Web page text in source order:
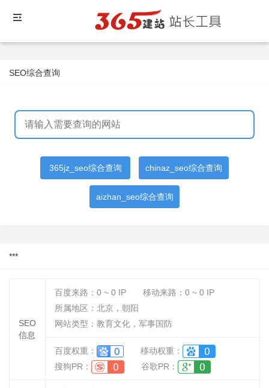
SEO综合查询
365jz_seo综合查询 chinaz_seo综合查询
aizhan_seo综合查询
***
SEO
信息
百度来路： 0 ~ 0 IP 移动来路： 0 ~ 0 IP
所属地区：北京，朝阳
网站类型：教育文化，军事国防
百度权重：
移动权重：
搜狗PR：
谷歌PR：